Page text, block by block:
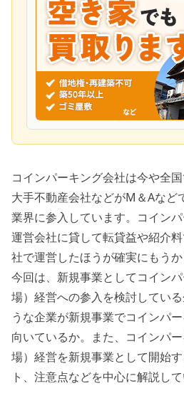
コインパーキング会社は今や全
大手不動産会社などがM＆Aなど
業界に参入しています。コイン
運営会社に貸して転貸益や紹介
社で運営したほうが確実にもうか
今回は、新規事業としてコイン
場）経営への参入を検討してい
うな企業が新規事業でコインパ
向いているか。また、コインパ
場）経営を新規事業として開始
ト、注意点などを中心に解説し